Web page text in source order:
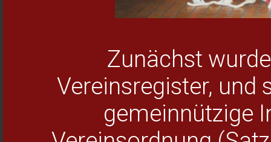
Zunächst
Vereinsregister, und
gemeinnützige